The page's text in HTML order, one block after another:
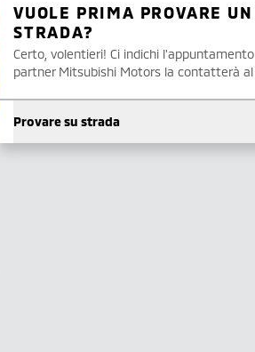
VUOLE PRIMA PROVARE UN
STRADA?
Certo, volentieri! Ci indichi
partner Mitsubishi Motors la contatterà
Provare su strada